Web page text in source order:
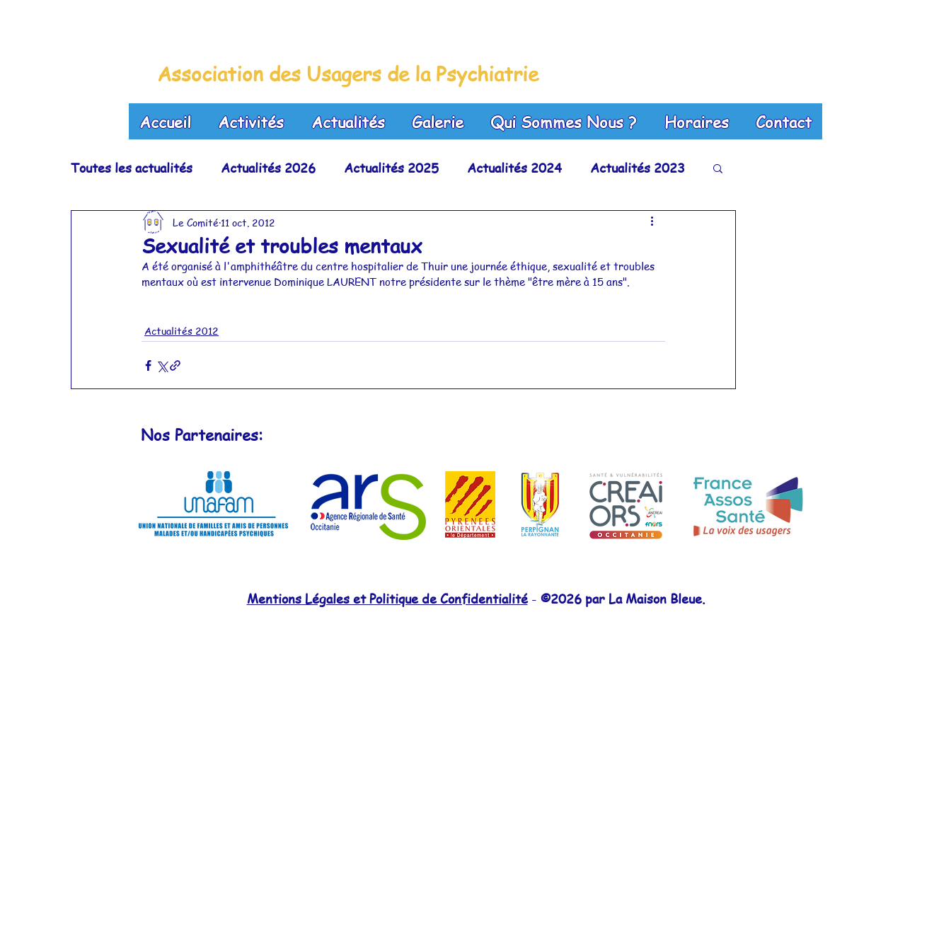
Association des Usagers de la Psychiatrie
Accueil Activités Actualités Galerie Qui Sommes Nous ? Horaires Contact
Toutes les actualités Actualités 2026 Actualités 2025 Actualités 2024 Actualités 2023
Actualités 2022 Actualités 2021 Actualités 2018
Actualités 2017 Actualités 2016 Actualités 2015 Actualités 2014 Actualités 2013
Actualités 2012 Actualités 2011 Actualités 2010
Sexualité et troubles mentaux
Le Comité 11 oct. 2012
A été organisé à l'amphithéâtre du centre hospitalier de Thuir une journée éthique, sexualité et troubles
mentaux où est intervenue Dominique LAURENT notre présidente sur le thème "être mère à 15 ans".
Actualités 2012
Nos Partenaires:
Mentions Légales et Politique de Confidentialité- ©2026 par La Maison Bleue.